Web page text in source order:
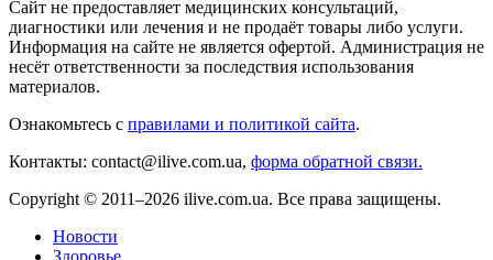
Сайт не предоставляет медицинских консультаций,
диагностики или лечения и не продаёт товары либо услуги.
Информация на сайте не является офертой. Администрация не
несёт ответственности за последствия использования
материалов.
Ознакомьтесь с правилами и политикой сайта.
Контакты: contact@ilive.com.ua, форма обратной связи.
Copyright © 2011–2026 ilive.com.ua. Все права защищены.
Новости
Здоровье